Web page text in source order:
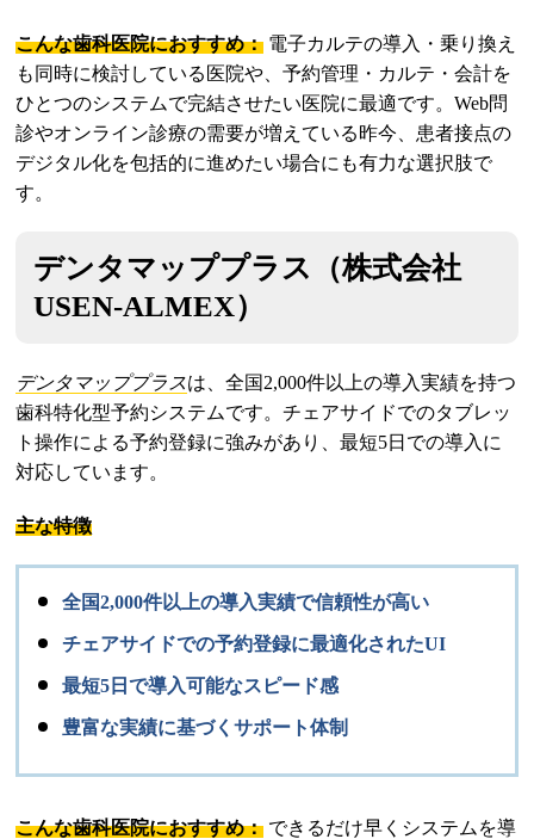
こんな歯科医院におすすめ： 電子カルテの導入・乗り換え
も同時に検討している医院や、予約管理・カルテ・会計を
ひとつのシステムで完結させたい医院に最適です。Web問
診やオンライン診療の需要が増えている昨今、患者接点の
デジタル化を包括的に進めたい場合にも有力な選択肢で
す。
デンタマッププラス（株式会社
USEN-ALMEX）
デンタマッププラスは、全国2,000件以上の導入実績を持つ
歯科特化型予約システムです。チェアサイドでのタブレッ
ト操作による予約登録に強みがあり、最短5日での導入に
対応しています。
主な特徴
全国2,000件以上の導入実績で信頼性が高い
チェアサイドでの予約登録に最適化されたUI
最短5日で導入可能なスピード感
豊富な実績に基づくサポート体制
こんな歯科医院におすすめ： できるだけ早くシステムを導